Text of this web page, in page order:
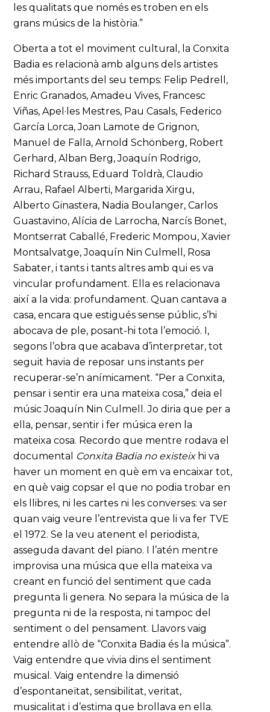
les qualitats que només es troben en els
grans músics de la història.”
Oberta a tot el moviment cultural, la Conxita
Badia es relacionà amb alguns dels artistes
més importants del seu temps: Felip Pedrell,
Enric Granados, Amadeu Vives, Francesc
Viñas, Apel·les Mestres, Pau Casals, Federico
García Lorca, Joan Lamote de Grignon,
Manuel de Falla, Arnold Schönberg, Robert
Gerhard, Alban Berg, Joaquín Rodrigo,
Richard Strauss, Eduard Toldrà, Claudio
Arrau, Rafael Alberti, Margarida Xirgu,
Alberto Ginastera, Nadia Boulanger, Carlos
Guastavino, Alícia de Larrocha, Narcís Bonet,
Montserrat Caballé, Frederic Mompou, Xavier
Montsalvatge, Joaquín Nin Culmell, Rosa
Sabater, i tants i tants altres amb qui es va
vincular profundament. Ella es relacionava
així a la vida: profundament. Quan cantava a
casa, encara que estigués sense públic, s’hi
abocava de ple, posant-hi tota l’emoció. I,
segons l’obra que acabava d’interpretar, tot
seguit havia de reposar uns instants per
recuperar-se’n anímicament. “Per a Conxita,
pensar i sentir era una mateixa cosa,” deia el
músic Joaquín Nin Culmell. Jo diria que per a
ella, pensar, sentir i fer música eren la
mateixa cosa. Recordo que mentre rodava el
documental Conxita Badia no existeixhi va
haver un moment en què em va encaixar tot,
en què vaig copsar el que no podia trobar en
els llibres, ni les cartes ni les converses: va ser
quan vaig veure l’entrevista que li va fer TVE
el 1972. Se la veu atenent el periodista,
asseguda davant del piano. I l’atén mentre
improvisa una música que ella mateixa va
creant en funció del sentiment que cada
pregunta li genera. No separa la música de la
pregunta ni de la resposta, ni tampoc del
sentiment o del pensament. Llavors vaig
entendre allò de “Conxita Badia és la música”.
Vaig entendre que vivia dins el sentiment
musical. Vaig entendre la dimensió
d’espontaneïtat, sensibilitat, veritat,
musicalitat i d’estima que brollava en ella.